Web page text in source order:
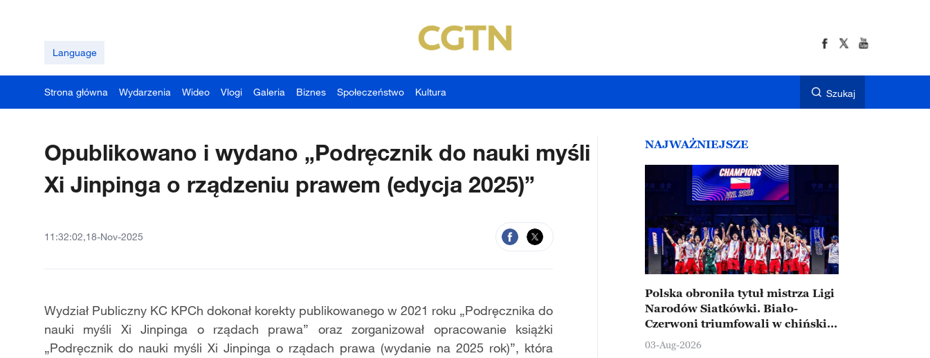
Language
Strona główna Wydarzenia Wideo Vlogi Galeria Biznes Społeczeństwo Kultura Szukaj
Opublikowano i wydano „Podręcznik do nauki myśli
Xi Jinpinga o rządzeniu prawem (edycja 2025)”
11:32:02,18-Nov-2025
Wydział Publiczny KC KPCh dokonał korekty publikowanego w 2021 roku „Podręcznika do
nauki myśli Xi Jinpinga o rządach prawa” oraz zorganizował opracowanie książki
„Podręcznik do nauki myśli Xi Jinpinga o rządach prawa (wydanie na 2025 rok)”, która
NAJWAŻNIEJSZE
Polska obroniła tytuł mistrza Ligi
Narodów Siatkówki. Biało-
Czerwoni triumfowali w chińskim
Ningbo
03-Aug-2026